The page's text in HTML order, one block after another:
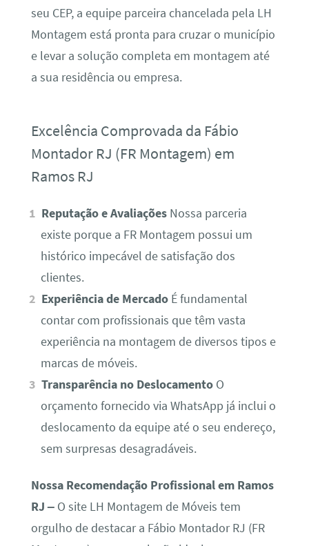
seu CEP, a equipe parceira chancelada pela LH
Montagem está pronta para cruzar o município
e levar a solução completa em montagem até
a sua residência ou empresa.
Excelência Comprovada da Fábio
Montador RJ (FR Montagem) em
Ramos RJ
Reputação e Avaliações Nossa parceria
existe porque a FR Montagem possui um
histórico impecável de satisfação dos
clientes.
Experiência de Mercado É fundamental
contar com profissionais que têm vasta
experiência na montagem de diversos tipos e
marcas de móveis.
Transparência no Deslocamento O
orçamento fornecido via WhatsApp já inclui o
deslocamento da equipe até o seu endereço,
sem surpresas desagradáveis.
Nossa Recomendação Profissional em Ramos
RJ –O site LH Montagem de Móveis tem
orgulho de destacar a Fábio Montador RJ (FR